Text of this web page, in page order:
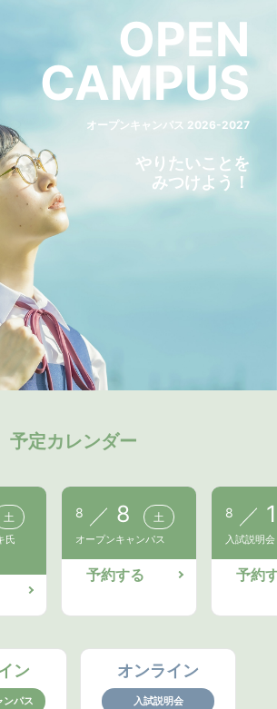
OPEN
CAMPUS
オープンキャンパス 2026-2027
やりたいことを
みつけよう！
予定カレンダー
土
氏
8 8 土
オープンキャンパス
予約する
8
入試説明会
予約
ン
ンパス
オンライン
入試説明会